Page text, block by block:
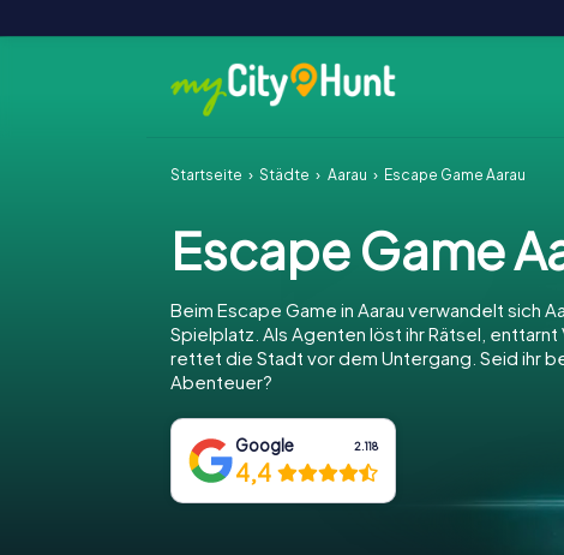
Startseite Städte Aarau Escape Game Aarau
Escape Game
Beim Escape Game in Aarau verwandelt sich
Spielplatz. Als Agenten löst ihr Rätsel, enttarnt
rettet die Stadt vor dem Untergang. Seid ihr
Abenteuer?
Google 2.118
4,4